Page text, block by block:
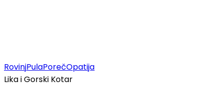
RovinjPulaPorečOpatija
Lika i Gorski Kotar